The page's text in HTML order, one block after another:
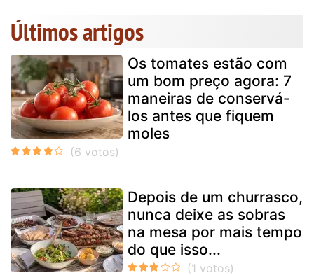
Últimos artigos
Os tomates estão com
um bom preço agora: 7
maneiras de conservá-
los antes que fiquem
moles
Depois de um churrasco,
nunca deixe as sobras
na mesa por mais tempo
do que isso...